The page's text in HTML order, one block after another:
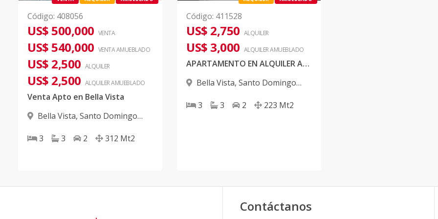
Código: 408056
US$ 500,000 VENTA
US$ 540,000 VENTA AMUEBLADO
US$ 2,500 ALQUILER
US$ 2,500 ALQUILERAMUEBLADO
Venta Apto en Bella Vista
Bella Vista, Santo Domingo
3
3 2 312 Mt2
Código: 411528
US$ 2,750 ALQUILER
US$ 3,000 ALQUILERAMUEBLADO
APARTAMENTO EN ALQUILER AMUEBLADO EN EXCLUSIVA TORRE EN BELLA VISTA
Bella Vista, Santo Domingo
3
3 2 223 Mt2
Contáctanos